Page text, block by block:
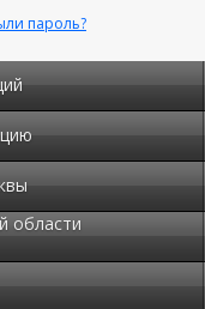
пароль?
области